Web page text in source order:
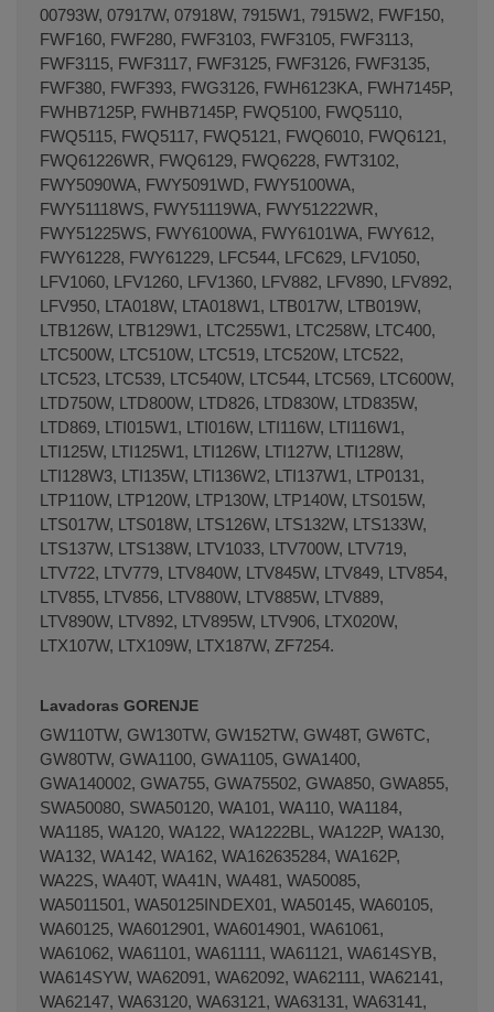
00793W, 07917W, 07918W, 7915W1, 7915W2, FWF150,
FWF160, FWF280, FWF3103, FWF3105, FWF3113,
FWF3115, FWF3117, FWF3125, FWF3126, FWF3135,
FWF380, FWF393, FWG3126, FWH6123KA, FWH7145P,
FWHB7125P, FWHB7145P, FWQ5100, FWQ5110,
FWQ5115, FWQ5117, FWQ5121, FWQ6010, FWQ6121,
FWQ61226WR, FWQ6129, FWQ6228, FWT3102,
FWY5090WA, FWY5091WD, FWY5100WA,
FWY51118WS, FWY51119WA, FWY51222WR,
FWY51225WS, FWY6100WA, FWY6101WA, FWY612,
FWY61228, FWY61229, LFC544, LFC629, LFV1050,
LFV1060, LFV1260, LFV1360, LFV882, LFV890, LFV892,
LFV950, LTA018W, LTA018W1, LTB017W, LTB019W,
LTB126W, LTB129W1, LTC255W1, LTC258W, LTC400,
LTC500W, LTC510W, LTC519, LTC520W, LTC522,
LTC523, LTC539, LTC540W, LTC544, LTC569, LTC600W,
LTD750W, LTD800W, LTD826, LTD830W, LTD835W,
LTD869, LTI015W1, LTI016W, LTI116W, LTI116W1,
LTI125W, LTI125W1, LTI126W, LTI127W, LTI128W,
LTI128W3, LTI135W, LTI136W2, LTI137W1, LTP0131,
LTP110W, LTP120W, LTP130W, LTP140W, LTS015W,
LTS017W, LTS018W, LTS126W, LTS132W, LTS133W,
LTS137W, LTS138W, LTV1033, LTV700W, LTV719,
LTV722, LTV779, LTV840W, LTV845W, LTV849, LTV854,
LTV855, LTV856, LTV880W, LTV885W, LTV889,
LTV890W, LTV892, LTV895W, LTV906, LTX020W,
LTX107W, LTX109W, LTX187W, ZF7254.
Lavadoras GORENJE
GW110TW, GW130TW, GW152TW, GW48T, GW6TC,
GW80TW, GWA1100, GWA1105, GWA1400,
GWA140002, GWA755, GWA75502, GWA850, GWA855,
SWA50080, SWA50120, WA101, WA110, WA1184,
WA1185, WA120, WA122, WA1222BL, WA122P, WA130,
WA132, WA142, WA162, WA162635284, WA162P,
WA22S, WA40T, WA41N, WA481, WA50085,
WA5011501, WA50125INDEX01, WA50145, WA60105,
WA60125, WA6012901, WA6014901, WA61061,
WA61062, WA61101, WA61111, WA61121, WA614SYB,
WA614SYW, WA62091, WA62092, WA62111, WA62141,
WA62147, WA63120, WA63121, WA63131, WA63141,